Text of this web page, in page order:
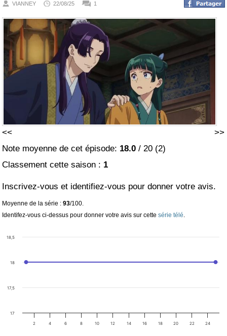
VIANNEY 22/08/25 1
<<
>>
Note moyenne de cet épisode: 18.0 / 20 (2)
Classement cette saison : 1
Inscrivez-vous et identifiez-vous pour donner votre avis.
Moyenne de la série :93/100.
Identifez-vous ci-dessus pour donner votre avis sur cettesérie télé
2 4 6 8 10 12 14 16 18 20 22 24
17
17,5
18
18,5